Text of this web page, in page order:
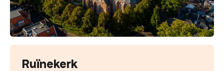
Ruïnekerk